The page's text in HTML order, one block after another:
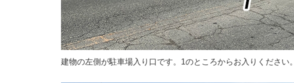
建物の左側が駐車場入り口です。1のところからお入りください。